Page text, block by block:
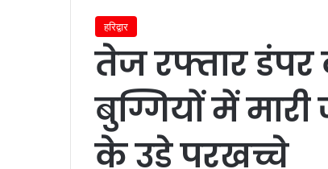
हरिद्वार
तेज रफ्तार
बुग्गियों में
के उड़े परखच्चे